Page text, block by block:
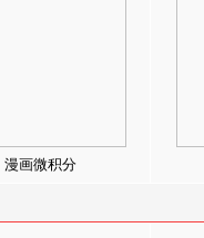
漫画微积分